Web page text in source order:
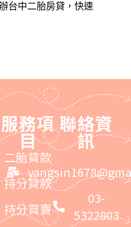
台中二胎房貸，快速
服務項
目
二胎貸款
持分貸款
持分買賣
聯絡資
訊
03-
5322803